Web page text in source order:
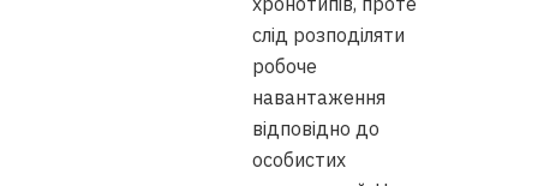
слід розподіляти
робоче
навантаження
відповідно до
особистих